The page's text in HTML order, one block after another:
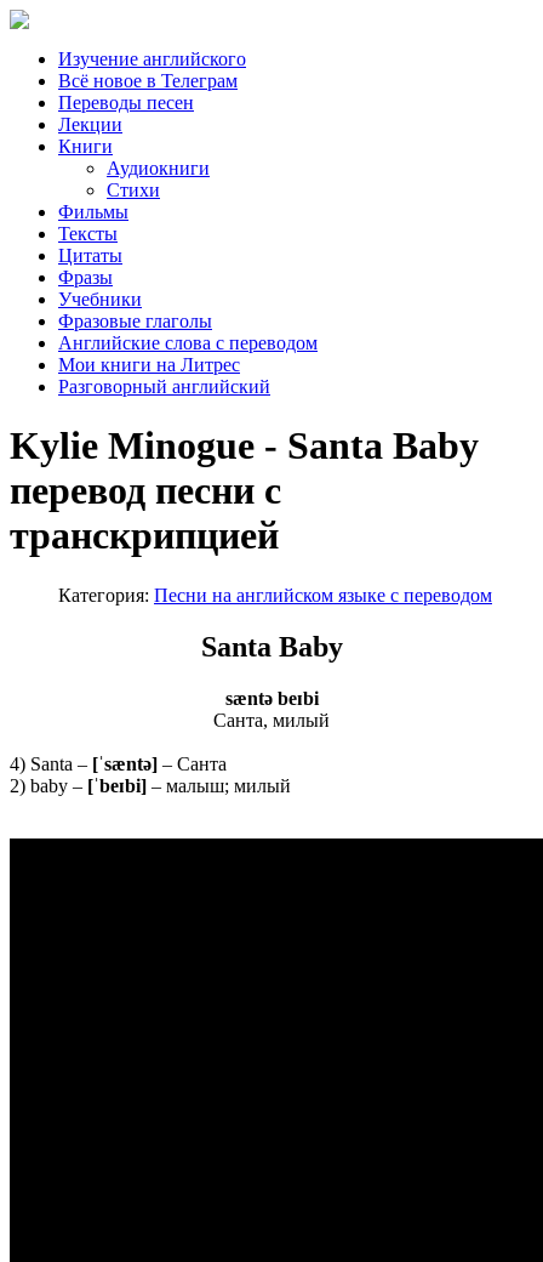
Изучение английского
Всё новое в Телеграм
Переводы песен
Лекции
Книги
Аудиокниги
Стихи
Фильмы
Тексты
Цитаты
Фразы
Учебники
Фразовые глаголы
Английские слова с переводом
Мои книги на Литрес
Разговорный английский
Kylie Minogue - Santa Baby
перевод песни с
транскрипцией
Категория: Песни на английском языке с переводом
Santa Baby
sæntə beɪbi
Санта, милый
4) Santa – [ˈsæntə] – Санта
2) baby – [ˈbeɪbi] – малыш; милый